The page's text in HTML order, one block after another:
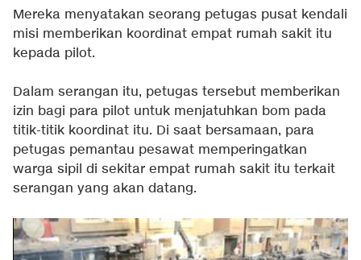
Mereka menyatakan seorang petugas pusat kendali
misi memberikan koordinat empat rumah sakit itu
kepada pilot.
Dalam serangan itu, petugas tersebut memberikan
izin bagi para pilot untuk menjatuhkan bom pada
titik-titik koordinat itu. Di saat bersamaan, para
petugas pemantau pesawat memperingatkan
warga sipil di sekitar empat rumah sakit itu terkait
serangan yang akan datang.